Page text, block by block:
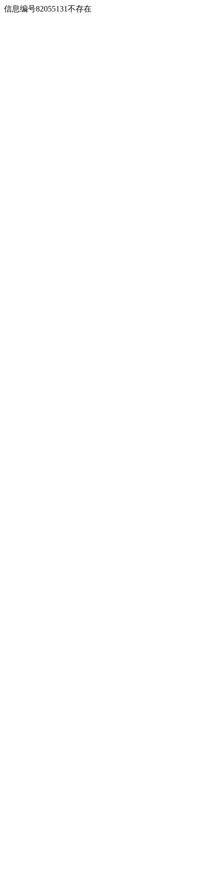
信息编号82055131不存在